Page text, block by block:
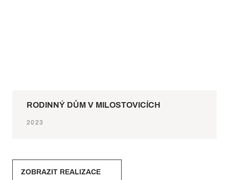
RODINNÝ DŮM V MILOSTOVICÍCH
2023
ZOBRAZIT REALIZACE